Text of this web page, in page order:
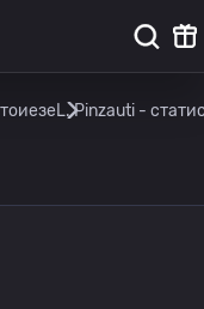
L. Pinzauti -